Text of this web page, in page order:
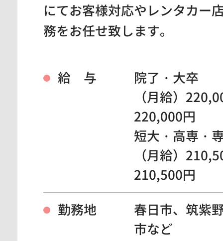
にてお客様対応やレンタカー
務をお任せ致します。
給 与
院了・大卒
（月給）
220,000円
短大・高専・
（月給）
210,500円
勤務地
春日市、筑紫
市など